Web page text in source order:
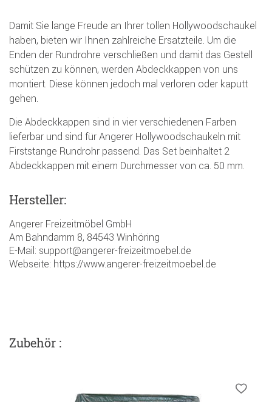
Damit Sie lange Freude an Ihrer tollen Hollywoodschaukel
haben, bieten wir Ihnen zahlreiche Ersatzteile. Um die
Enden der Rundrohre verschließen und damit das Gestell
schützen zu können, werden Abdeckkappen von uns
montiert. Diese können jedoch mal verloren oder kaputt
gehen.
Die Abdeckkappen sind in vier verschiedenen Farben
lieferbar und sind für Angerer Hollywoodschaukeln mit
Firststange Rundrohr passend. Das Set beinhaltet 2
Abdeckkappen mit einem Durchmesser von ca. 50 mm.
Hersteller:
Angerer Freizeitmöbel GmbH
Am Bahndamm 8, 84543 Winhöring
E-Mail: support@angerer-freizeitmoebel.de
Webseite: https://www.angerer-freizeitmoebel.de
Zubehör :